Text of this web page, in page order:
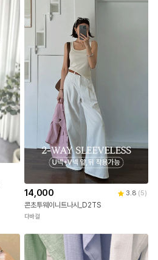
14,000 3.8 (5)
콘초투웨이니트나시_D2TS
다바걸